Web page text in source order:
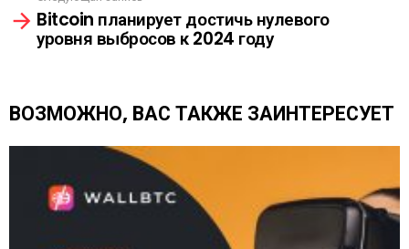
т
е
Bitcoin планирует достичь нулевого
уровня выбросов к 2024 году
ВОЗМОЖНО, ВАС ТАКЖЕ ЗАИНТЕРЕСУЕТ